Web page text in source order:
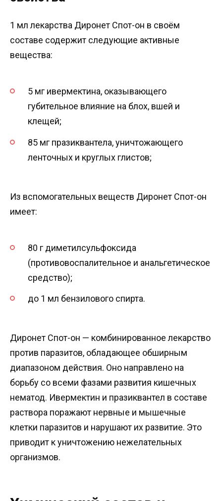
1 мл лекарства Диронет Спот-он в своём
составе содержит следующие активные
вещества:
5 мг ивермектина, оказывающего
губительное влияние на блох, вшей и
клещей;
85 мг празиквантела, уничтожающего
ленточных и круглых глистов;
Из вспомогательных веществ Диронет Спот-он
имеет:
80 г диметилсульфоксида
(противовоспалительное и анальгетическое
средство);
до 1 мл бензилового спирта.
Диронет Спот-он — комбинированное лекарство
против паразитов, обладающее обширным
диапазоном действия. Оно направлено на
борьбу со всеми фазами развития кишечных
нематод. Ивермектин и празиквантел в составе
раствора поражают нервные и мышечные
клетки паразитов и нарушают их развитие. Это
приводит к уничтожению нежелательных
организмов.